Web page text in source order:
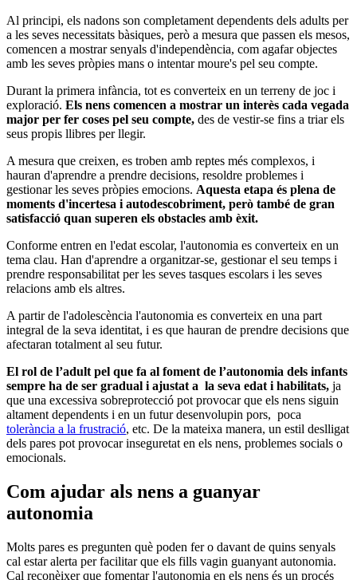
Al principi, els nadons son completament dependents dels adults per
a les seves necessitats bàsiques, però a mesura que passen els mesos,
comencen a mostrar senyals d'independència, com agafar objectes
amb les seves pròpies mans o intentar moure's pel seu compte.
Durant la primera infància, tot es converteix en un terreny de joc i
exploració. Els nens comencen a mostrar un interès cada vegada
major per fer coses pel seu compte, des de vestir-se fins a triar els
seus propis llibres per llegir.
A mesura que creixen, es troben amb reptes més complexos, i
hauran d'aprendre a prendre decisions, resoldre problemes i
gestionar les seves pròpies emocions. Aquesta etapa és plena de
moments d'incertesa i autodescobriment, però també de gran
satisfacció quan superen els obstacles amb èxit.
Conforme entren en l'edat escolar, l'autonomia es converteix en un
tema clau. Han d'aprendre a organitzar-se, gestionar el seu temps i
prendre responsabilitat per les seves tasques escolars i les seves
relacions amb els altres.
A partir de l'adolescència l'autonomia es converteix en una part
integral de la seva identitat, i es que hauran de prendre decisions que
afectaran totalment al seu futur.
El rol de l’adult pel que fa al foment de l’autonomia dels infants
sempre ha de ser gradual i ajustat a la seva edat i habilitats, ja
que una excessiva sobreprotecció pot provocar que els nens siguin
altament dependents i en un futur desenvolupin pors, poca
tolerància a la frustració, etc. De la mateixa manera, un estil deslligat
dels pares pot provocar inseguretat en els nens, problemes socials o
emocionals.
Com ajudar als nens a guanyar
autonomia
Molts pares es pregunten què poden fer o davant de quins senyals
cal estar alerta per facilitar que els fills vagin guanyant autonomia.
Cal reconèixer que fomentar l'autonomia en els nens és un procés